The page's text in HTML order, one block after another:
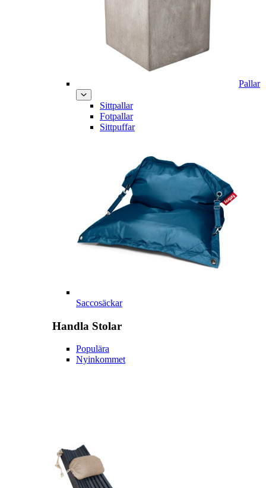
Pallar
Sittpallar
Fotpallar
Sittpuffar
Saccosäckar
Handla Stolar
Populära
Nyinkommet